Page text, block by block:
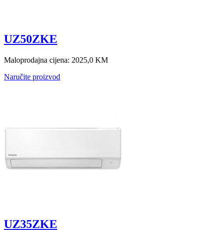
UZ50ZKE
Maloprodajna cijena: 2025,0 KM
Naručite proizvod
UZ35ZKE